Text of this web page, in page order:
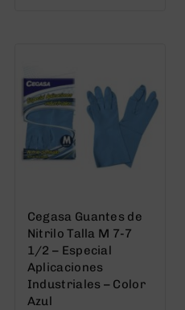
Cegasa Guantes de
Nitrilo Talla M 7-7
1/2 – Especial
Aplicaciones
Industriales – Color
Azul